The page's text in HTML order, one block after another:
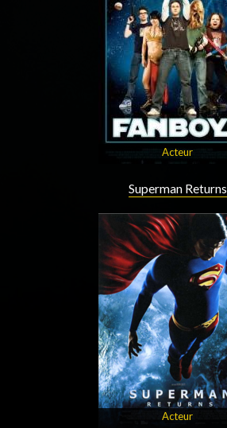
Acteur
Superman Returns
Acteur